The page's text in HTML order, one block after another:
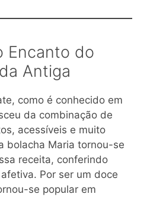
Encanto do
Antiga
como é conhecido em
da combinação de
acessíveis e muito
bolacha Maria tornou-se
receita, conferindo
Por ser um doce
se popular em